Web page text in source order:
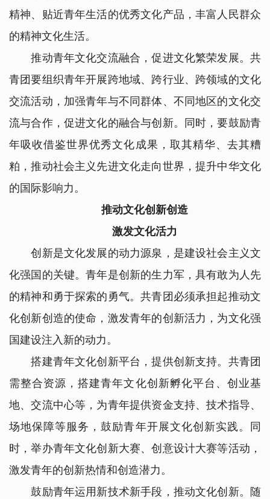
精神、贴近青年生活的优秀文化产品，丰富人民群众
的精神文化生活。
推动青年文化交流融合，促进文化繁荣发展。共
青团要组织青年开展跨地域、跨行业、跨领域的文化
交流活动，加强青年与不同群体、不同地区的文化交
流与合作，促进文化的融合与创新。同时，要鼓励青
年吸收借鉴世界优秀文化成果，取其精华、去其糟
粕，推动社会主义先进文化走向世界，提升中华文化
的国际影响力。
推动文化创新创造
激发文化活力
创新是文化发展的动力源泉，是建设社会主义文
化强国的关键。青年是创新的生力军，具有敢为人先
的精神和勇于探索的勇气。共青团必须承担起推动文
化创新创造的使命，激发青年的创新活力，为文化强
国建设注入新的动力。
搭建青年文化创新平台，提供创新支持。共青团
需整合资源，搭建青年文化创新孵化平台、创业基
地、交流中心等，为青年提供资金支持、技术指导、
场地保障等服务，鼓励青年开展文化创新实践。同
时，举办青年文化创新大赛、创意设计大赛等活动，
激发青年的创新热情和创造潜力。
鼓励青年运用新技术新手段，推动文化创新。随